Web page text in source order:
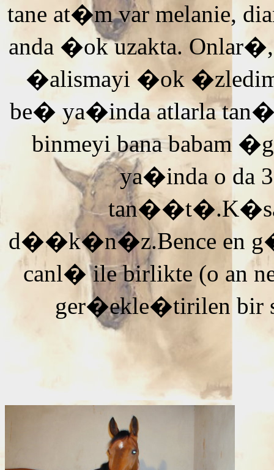
tane at�m var melanie,
anda �ok uzakta.
�alismayi �ok
be� ya�inda atlarla
binmeyi bana babam
ya�inda o da
d��k�n�z.Bence en
canl� ile birlikte (o an
ger�ekle�tirilen bir